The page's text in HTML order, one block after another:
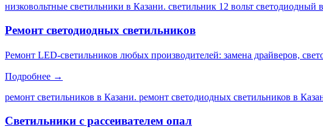
низковольтные светильники в Казани. светильник 12 вольт
Ремонт светодиодных светильников
Ремонт LED-светильников любых производителей: замена драйверов,
Подробнее →
ремонт светильников в Казани. ремонт светодиодных светильников в
Светильники с рассеивателем опал